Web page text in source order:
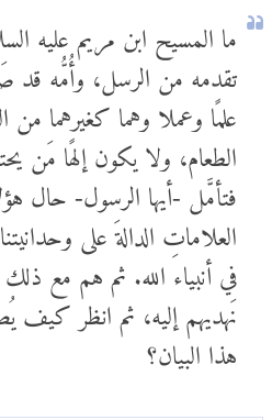
ما المسيح ابن مريم عليه
تقدمه من الرسل، وأُمُّه
علمًا وعملا وهما كغيرهما من
الطعام، ولا يكون إلهًا مَن
فتأمَّل -أيها الرسول- حال
العلاماتِ الدالةَ على
في أنبياء الله. ثم هم مع
نَهديهم إليه، ثم انظر
هذا البيان؟